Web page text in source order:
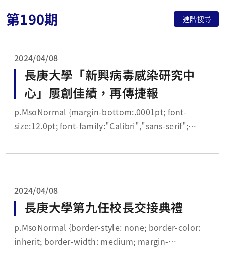
第190期 進階搜尋
2024/04/08
長庚大學「新興病毒感染研究中
心」屢創佳績，再傳捷報
p.MsoNormal {margin-bottom:.0001pt; font-
size:12.0pt; font-family:"Calibri","sans-serif";
2024/04/08
長庚大學第九任校長交接典禮
p.MsoNormal {border-style: none; border-color:
inherit; border-width: medium; margin-
family:"Calib...